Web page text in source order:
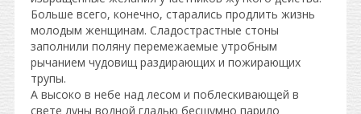
Больше всего, конечно, старались продлить жизнь
молодым женщинам. Сладострастные стоны
заполнили поляну перемежаемые утробным
рычанием чудовищ раздирающих и пожирающих
трупы.
А высоко в небе над лесом и поблескивающей в
свете луны водной гладью бесшумно парило